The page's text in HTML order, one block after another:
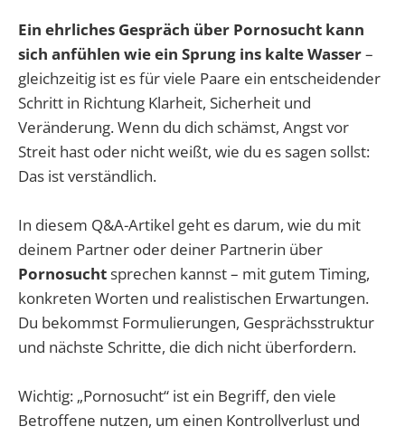
Ein ehrliches Gespräch über Pornosucht kann
sich anfühlen wie ein Sprung ins kalte Wasser–
gleichzeitig ist es für viele Paare ein entscheidender
Schritt in Richtung Klarheit, Sicherheit und
Veränderung. Wenn du dich schämst, Angst vor
Streit hast oder nicht weißt, wie du es sagen sollst:
Das ist verständlich.
In diesem Q&A-Artikel geht es darum, wie du mit
deinem Partner oder deiner Partnerin über
Pornosuchtsprechen kannst – mit gutem Timing,
konkreten Worten und realistischen Erwartungen.
Du bekommst Formulierungen, Gesprächsstruktur
und nächste Schritte, die dich nicht überfordern.
Wichtig: „Pornosucht“ ist ein Begriff, den viele
Betroffene nutzen, um einen Kontrollverlust und